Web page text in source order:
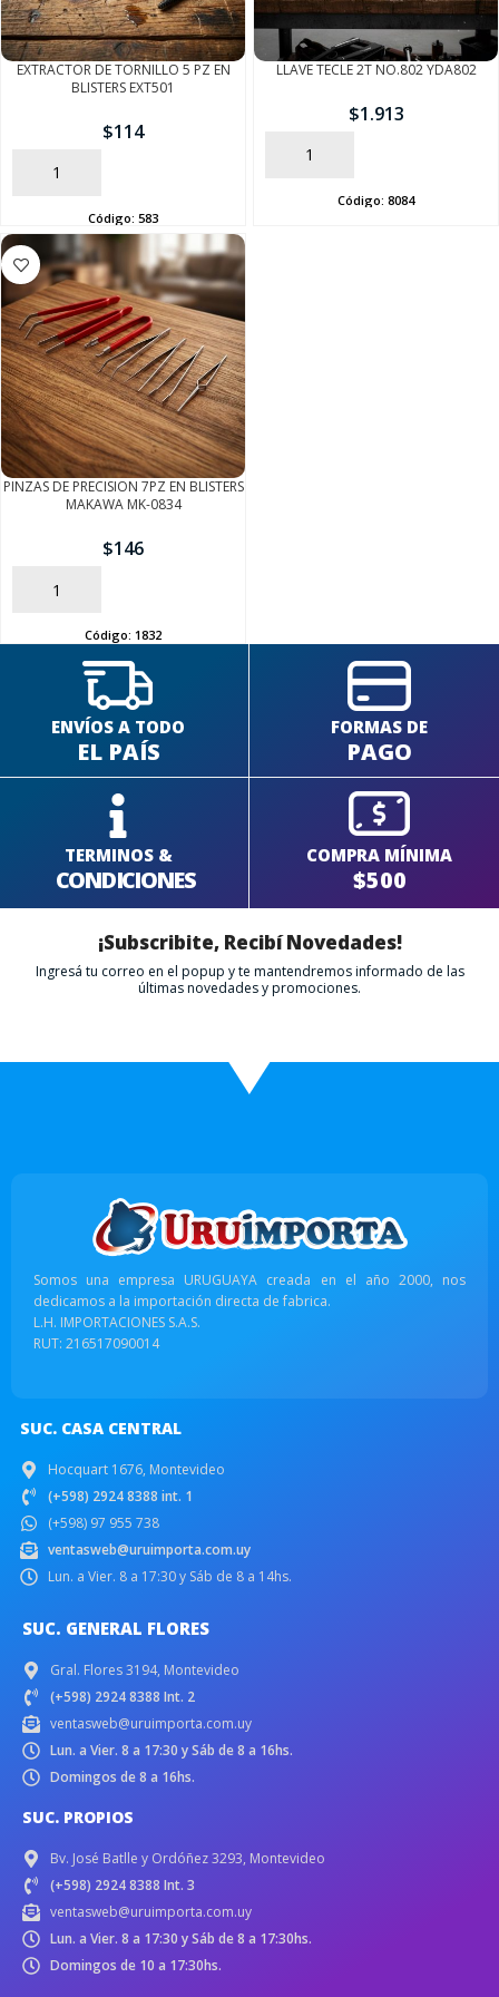
EXTRACTOR DE TORNILLO 5 PZ EN
BLISTERS EXT501
$114
AÑADIR
Código: 583
LLAVE TECLE 2T NO.802 YDA802
$1.913
AÑADIR
Código: 8084
PINZAS DE PRECISION 7PZ EN BLISTERS
MAKAWA MK-0834
$146
AÑADIR
Código: 1832
ENVÍOS A TODO
EL PAÍS
FORMAS DE
PAGO
TERMINOS &
CONDICIONES
COMPRA MÍNIMA
$500
¡Subscribite, Recibí Novedades!
Ingresá tu correo en el popup y te mantendremos informado de las
últimas novedades y promociones.
Somos una empresa URUGUAYA creada en el año 2000, nos
dedicamos a la importación directa de fabrica.
L.H. IMPORTACIONES S.A.S.
RUT: 216517090014
SUC. CASA CENTRAL
Hocquart 1676, Montevideo
(+598) 2924 8388 int. 1
(+598) 97 955 738
ventasweb@uruimporta.com.uy
Lun. a Vier. 8 a 17:30 y Sáb de 8 a 14hs.
SUC. GENERAL FLORES
Gral. Flores 3194, Montevideo
(+598) 2924 8388 Int. 2
ventasweb@uruimporta.com.uy
Lun. a Vier. 8 a 17:30 y Sáb de 8 a 16hs.
Domingos de 8 a 16hs.
SUC. PROPIOS
Bv. José Batlle y Ordóñez 3293, Montevideo
(+598) 2924 8388 Int. 3
ventasweb@uruimporta.com.uy
Lun. a Vier. 8 a 17:30 y Sáb de 8 a 17:30hs.
Domingos de 10 a 17:30hs.
SEGUÍ COMPRANDO